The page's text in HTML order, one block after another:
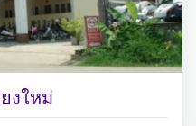
งใหม่